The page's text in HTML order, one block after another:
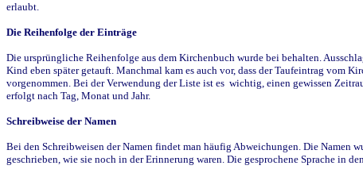
erlaubt.
Die Reihenfolge der Einträge
Die ursprüngliche Reihenfolge aus dem Kirchenbuch wurde bei behalten.
Kind eben später getauft. Manchmal kam es auch vor, dass der Taufeintrag vom
vorgenommen. Bei der Verwendung der Liste ist es wichtig, einen gewissen
erfolgt nach Tag, Monat und Jahr.
Schreibweise der Namen
Bei den Schreibweisen der Namen findet man häufig Abweichungen. Die Namen
geschrieben, wie sie noch in der Erinnerung waren. Die gesprochene Sprache in